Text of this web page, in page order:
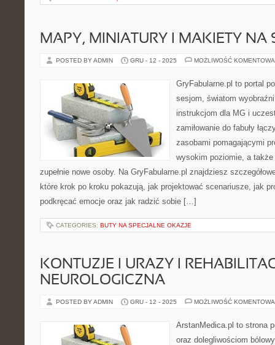
MAPY, MINIATURY I MAKIETY NA
POSTED BY ADMIN GRU - 12 - 2025 MOŻLIWOŚĆ
GryFabularne.pl to portal
sesjom, światom
instrukcjom dla MG i
zamiłowanie do fabuły
zasobami pomagającymi
wysokim poziomie, a
zupełnie nowe osoby. Na GryFabularne.pl znajdziesz
które krok po kroku pokazują, jak projektować scenariusze, jak
podkręcać emocje oraz jak radzić sobie […]
CATEGORIES: BUTY NA SPECJALNE OKAZJE
KONTUZJE I URAZY I
NEUROLOGICZNA
POSTED BY ADMIN GRU - 12 - 2025 MOŻLIWOŚĆ
ArstanMedica.pl to strona
oraz dolegliwościom